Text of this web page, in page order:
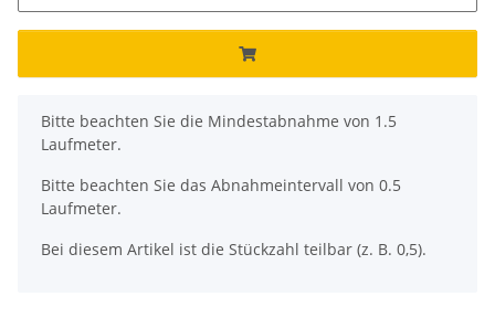
x
Bitte beachten Sie die Mindestabnahme von 1.5
Laufmeter.
Bitte beachten Sie das Abnahmeintervall von 0.5
Laufmeter.
Bei diesem Artikel ist die Stückzahl teilbar (z. B. 0,5).